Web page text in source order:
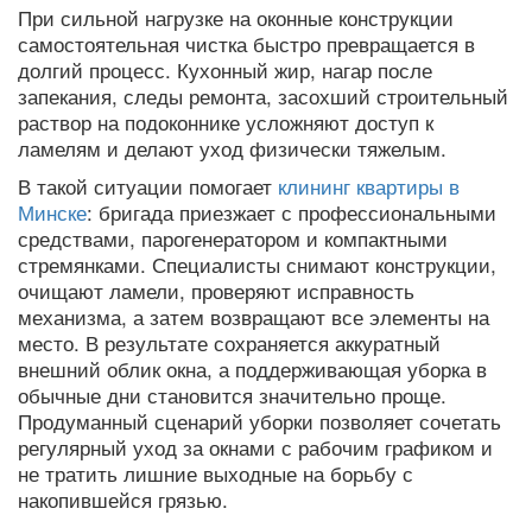
При сильной нагрузке на оконные конструкции
самостоятельная чистка быстро превращается в
долгий процесс. Кухонный жир, нагар после
запекания, следы ремонта, засохший строительный
раствор на подоконнике усложняют доступ к
ламелям и делают уход физически тяжелым.
В такой ситуации помогает клининг квартиры в
Минске: бригада приезжает с профессиональными
средствами, парогенератором и компактными
стремянками. Специалисты снимают конструкции,
очищают ламели, проверяют исправность
механизма, а затем возвращают все элементы на
место. В результате сохраняется аккуратный
внешний облик окна, а поддерживающая уборка в
обычные дни становится значительно проще.
Продуманный сценарий уборки позволяет сочетать
регулярный уход за окнами с рабочим графиком и
не тратить лишние выходные на борьбу с
накопившейся грязью.